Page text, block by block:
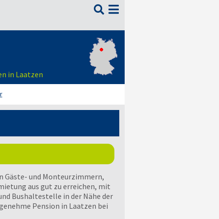

in Laatzen
Gäste- und Monteurzimmern,
aus gut zu erreichen, mit
Bushaltestelle in der Nähe der
Pension in Laatzen bei